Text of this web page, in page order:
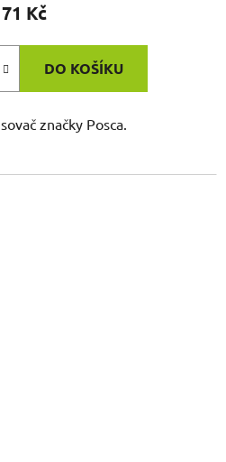
71 Kč
DO KOŠÍKU
značky Posca.